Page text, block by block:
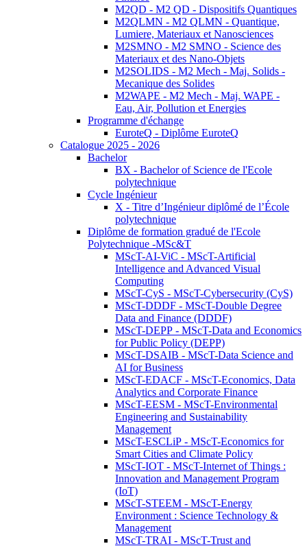
M2QD - M2 QD - Dispositifs Quantiques
M2QLMN - M2 QLMN - Quantique,
Lumiere, Materiaux et Nanosciences
M2SMNO - M2 SMNO - Science des
Materiaux et des Nano-Objets
M2SOLIDS - M2 Mech - Maj. Solids -
Mecanique des Solides
M2WAPE - M2 Mech - Maj. WAPE -
Eau, Air, Pollution et Energies
Programme d'échange
EuroteQ - Diplôme EuroteQ
Catalogue 2025 - 2026
Bachelor
BX - Bachelor of Science de l'Ecole
polytechnique
Cycle Ingénieur
X - Titre d’Ingénieur diplômé de l’École
polytechnique
Diplôme de formation gradué de l'Ecole
Polytechnique -MSc&T
MScT-AI-ViC - MScT-Artificial
Intelligence and Advanced Visual
Computing
MScT-CyS - MScT-Cybersecurity (CyS)
MScT-DDDF - MScT-Double Degree
Data and Finance (DDDF)
MScT-DEPP - MScT-Data and Economics
for Public Policy (DEPP)
MScT-DSAIB - MScT-Data Science and
AI for Business
MScT-EDACF - MScT-Economics, Data
Analytics and Corporate Finance
MScT-EESM - MScT-Environmental
Engineering and Sustainability
Management
MScT-ESCLiP - MScT-Economics for
Smart Cities and Climate Policy
MScT-IOT - MScT-Internet of Things :
Innovation and Management Program
(IoT)
MScT-STEEM - MScT-Energy
Environment : Science Technology &
Management
MScT-TRAI - MScT-Trust and